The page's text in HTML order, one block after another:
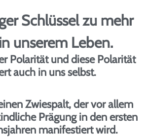
Schlüssel zu mehr
unserem Leben.
Polarität und diese Polarität
auch in uns selbst.
Zwiespalt, der vor allem
Prägung in den ersten
manifestiert wird.